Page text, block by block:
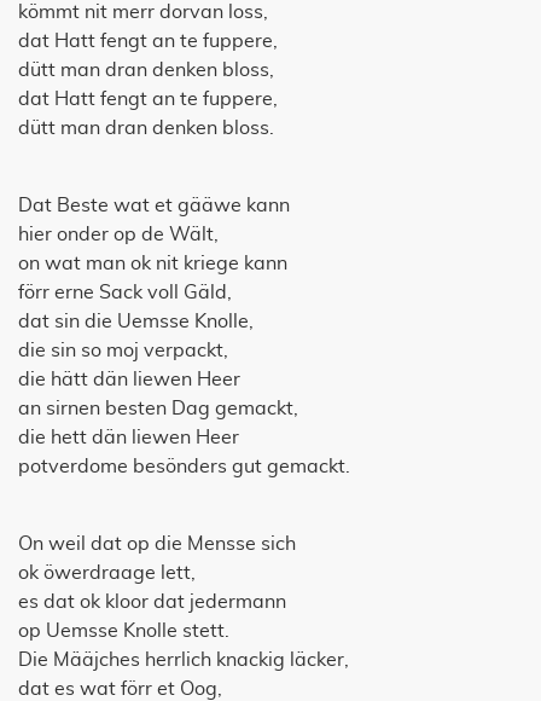
kömmt nit merr dorvan loss,
dat Hatt fengt an te fuppere,
dütt man dran denken bloss,
dat Hatt fengt an te fuppere,
dütt man dran denken bloss.
Dat Beste wat et gääwe kann
hier onder op de Wält,
on wat man ok nit kriege kann
förr erne Sack voll Gäld,
dat sin die Uemsse Knolle,
die sin so moj verpackt,
die hätt dän liewen Heer
an sirnen besten Dag gemackt,
die hett dän liewen Heer
potverdome besönders gut gemackt.
On weil dat op die Mensse sich
ok öwerdraage lett,
es dat ok kloor dat jedermann
op Uemsse Knolle stett.
Die Määjches herrlich knackig läcker,
dat es wat förr et Oog,